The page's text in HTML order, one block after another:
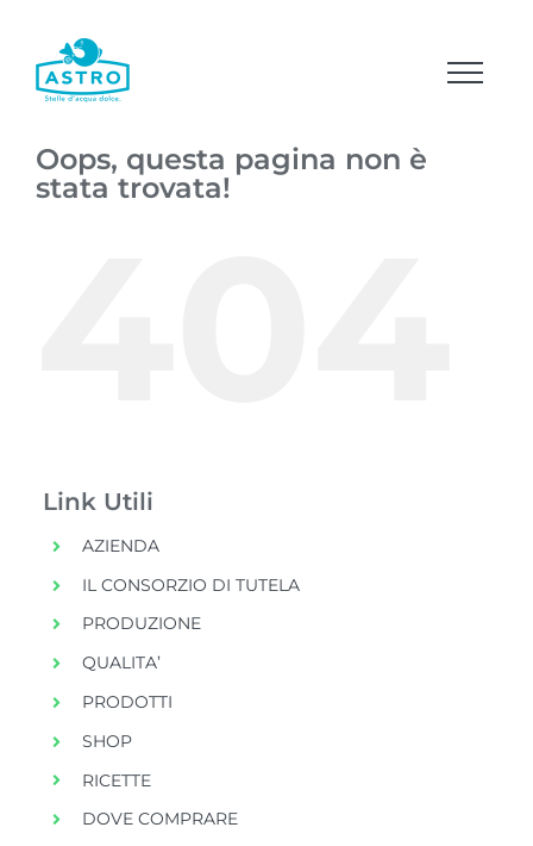
contenuto
Oops, questa pagina non è
stata trovata!
Link Utili
AZIENDA
IL CONSORZIO DI TUTELA
PRODUZIONE
QUALITA’
PRODOTTI
SHOP
RICETTE
DOVE COMPRARE